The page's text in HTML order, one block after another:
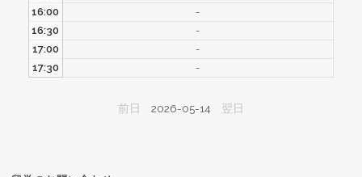
16:00
-
16:30
-
17:00
-
17:30
-
前日 2026-05-14 翌日